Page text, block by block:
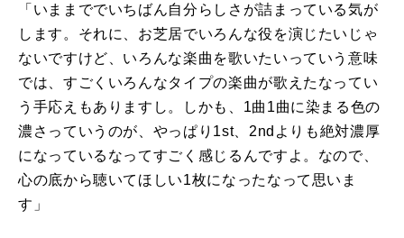
「いままででいちばん自分らしさが詰まっている気が
します。それに、お芝居でいろんな役を演じたいじゃ
ないですけど、いろんな楽曲を歌いたいっていう意味
では、すごくいろんなタイプの楽曲が歌えたなってい
う手応えもありますし。しかも、1曲1曲に染まる色の
濃さっていうのが、やっぱり1st、2ndよりも絶対濃厚
になっているなってすごく感じるんですよ。なので、
心の底から聴いてほしい1枚になったなって思いま
す」